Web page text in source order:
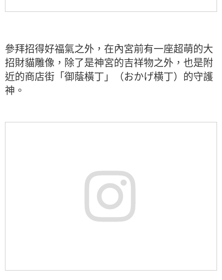
參拜招得好福氣之外，在內宮前有一座超萌的大
招財貓雕像，除了是神宮的吉祥物之外，也是附
近的商店街「御蔭橫丁」（おかげ横丁）的守護
神。